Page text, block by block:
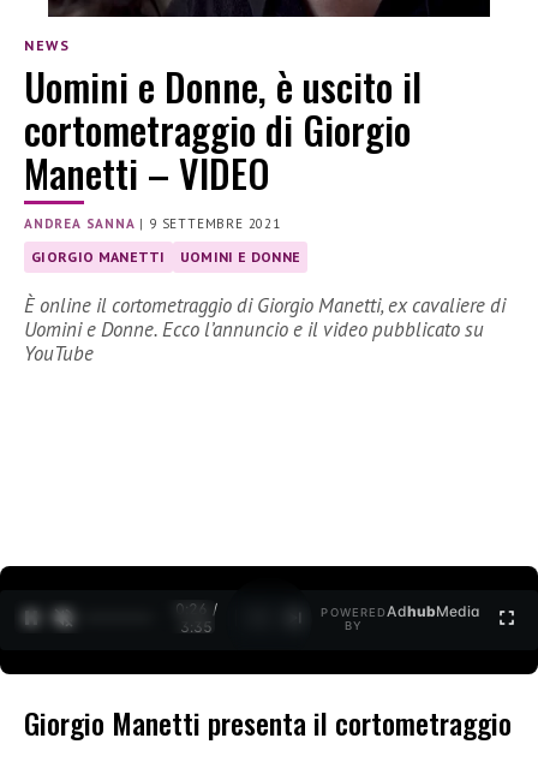
NEWS
Uomini e Donne, è uscito il
cortometraggio di Giorgio
Manetti – VIDEO
ANDREA SANNA | 9 SETTEMBRE 2021
GIORGIO MANETTI UOMINI E DONNE
È online il cortometraggio di Giorgio Manetti, ex cavaliere di
Uomini e Donne. Ecco l’annuncio e il video pubblicato su
YouTube
0:27 /
3:35
POWERED
BY
AdhubMedia
Giorgio Manetti presenta il cortometraggio